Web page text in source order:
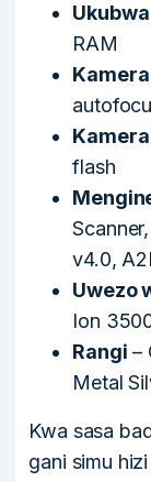
RAM
flash
v4.0,
Uwezo
Ion
Rangi –
Metal
Kwa sasa
gani simu